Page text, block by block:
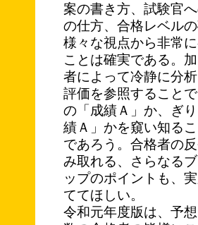
案の書き方、試験官
の仕方、合格レベルの
様々な視点から非常
ことは確実である。
者によって冷静に分
評価を参照すること
の「成績Ａ」か、ぎ
績Ａ」かを窺い知る
であろう。合格者の
み取れる、さらなる
ップのポイントも、
ててほしい。
令和元年度版は、予